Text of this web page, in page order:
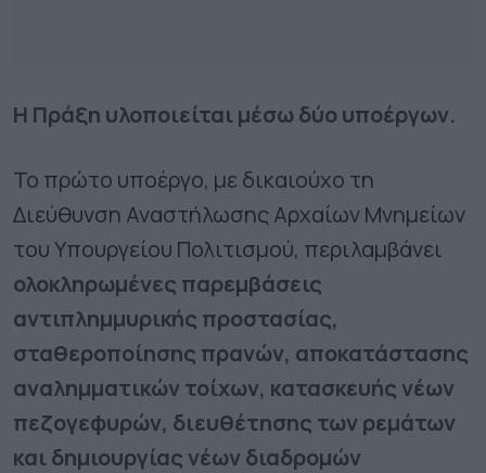
Η Πράξη υλοποιείται μέσω δύο υποέργων.
Το πρώτο υποέργο, με δικαιούχο τη
Διεύθυνση Αναστήλωσης Αρχαίων Μνημείων
του Υπουργείου Πολιτισμού, περιλαμβάνει
ολοκληρωμένες παρεμβάσεις
αντιπλημμυρικής προστασίας,
σταθεροποίησης πρανών, αποκατάστασης
αναλημματικών τοίχων, κατασκευής νέων
πεζογεφυρών, διευθέτησης των ρεμάτων
και δημιουργίας νέων διαδρομών